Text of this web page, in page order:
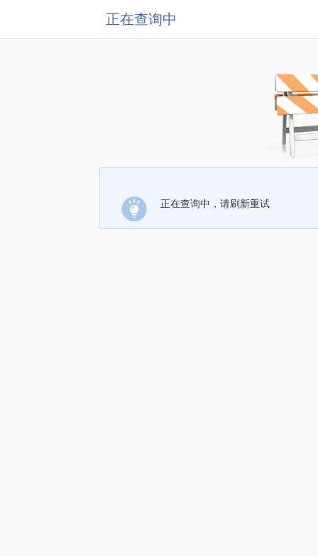
正在查询中
正在查询中，请刷新重试